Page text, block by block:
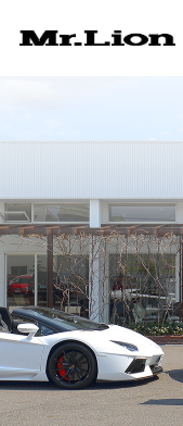
在庫車情報
Factory
自社工場
Official Blog
公式ブログ